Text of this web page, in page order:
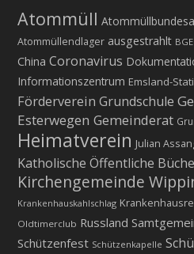
Atommüll
Atommüllendlager ausgestrahlt BGE
China Coronavirus
Informationszentrum Emsland-
Förderverein Grundschule
Esterwegen Gemeinderat
Heimatverein Julian
Katholische Öffentliche
Kirchengemeinde
Krankenhauskahlschlag
Oldtimerclub Russland
Schützenfest Schützenkapelle